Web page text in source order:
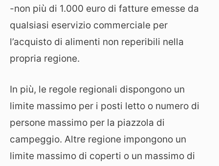
-non più di 1.000 euro di fatture emesse da
qualsiasi eservizio commerciale per
l’acquisto di alimenti non reperibili nella
propria regione.
In più, le regole regionali dispongono un
limite massimo per i posti letto o numero di
persone massimo per la piazzola di
campeggio. Altre regione impongono un
limite massimo di coperti o un massimo di